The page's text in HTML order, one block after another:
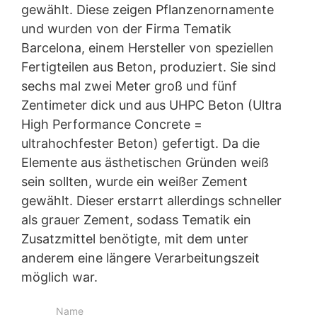
In Kolumbien war das betontechnologische Know-
how der MC gefragt: MC lieferte
Hochleistungsfließmittel für die Herstellung von
ästhetisch ansprechenden Fassadenelementen für
den Flughafen von Santa Marta.
gewählt. Diese zeigen Pflanzenornamente
und wurden von der Firma Tematik
Barcelona, einem Hersteller von speziellen
Fertigteilen aus Beton, produziert. Sie sind
sechs mal zwei Meter groß und fünf
Zentimeter dick und aus UHPC Beton (Ultra
High Performance Concrete =
ultrahochfester Beton) gefertigt. Da die
Elemente aus ästhetischen Gründen weiß
sein sollten, wurde ein weißer Zement
gewählt. Dieser erstarrt allerdings schneller
als grauer Zement, sodass Tematik ein
Zusatzmittel benötigte, mit dem unter
anderem eine längere Verarbeitungszeit
möglich war.
Name
Browser Plugin
Sie können die Speicherung der Cookies durch eine
entsprechende Einstellung Ihrer Browser-Software
verhindern; wir weisen Sie jedoch darauf hin, dass Sie in
diesem Fall gegebenenfalls nicht sämtliche Funktionen
dieser Website vollumfänglich werden nutzen können.
Sie können darüber hinaus die Erfassung der durch den
Cookie erzeugten und auf Ihre Nutzung der Website
bezogenen Daten (inkl. Ihrer IP-Adresse) an Google
sowie die Verarbeitung dieser Daten durch Google
verhindern, indem Sie das unter dem folgenden Link
verfügbare Browser-Plugin herunterladen und
installieren:
https://tools.google.com/dlpage/gaoptout?hl=de
Widerspruch gegen Datenerfassung
Sie können die Erfassung Ihrer Daten durch Google
Analytics verhindern, indem Sie auf folgenden Link
klicken. Es wird ein Opt-Out-Cookie gesetzt, der die
Erfassung Ihrer Daten bei zukünftigen Besuchen dieser
Google Analytics deaktivieren